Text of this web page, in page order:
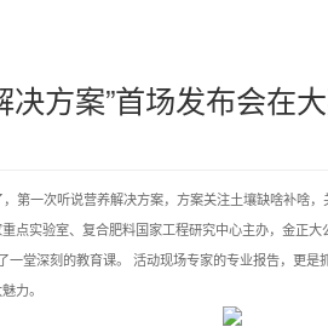
决方案”首场发布会在
第一次听说营养解决方案，方案关注土壤缺啥补啥
点实验室、复合肥料国家工程研究中心主办，金正
一堂深刻的教育课。 活动现场专家的专业报告，更
力。